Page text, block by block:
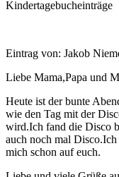
Kindertagebucheinträge
Eintrag von: Jakob
Liebe Mama,Papa und
Heute ist der bunte
wie den Tag mit der
wird.Ich fand die Disco
auch noch mal
mich schon auf euch.